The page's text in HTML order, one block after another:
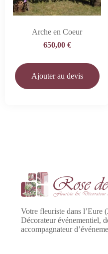
Arche en Coeur
650,00 €
Ajouter au devis
Votre fleuriste dans l’Eure
Décorateur événementiel,
accompagnateur